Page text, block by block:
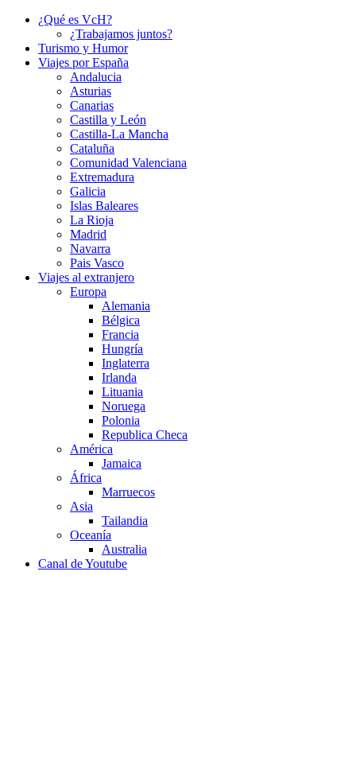
¿Qué es VcH?
¿Trabajamos juntos?
Turismo y Humor
Viajes por España
Andalucia
Asturias
Canarias
Castilla y León
Castilla-La Mancha
Cataluña
Comunidad Valenciana
Extremadura
Galicia
Islas Baleares
La Rioja
Madrid
Navarra
Pais Vasco
Viajes al extranjero
Europa
Alemania
Bélgica
Francia
Hungría
Inglaterra
Irlanda
Lituania
Noruega
Polonia
Republica Checa
América
Jamaica
África
Marruecos
Asia
Tailandia
Oceanía
Australia
Canal de Youtube